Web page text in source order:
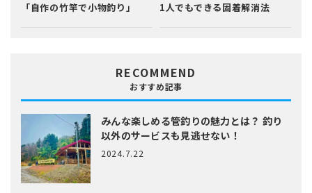
「自作の竹竿で小物釣り」
1人でもできる固着解消法
RECOMMEND
おすすめ記事
みんな楽しめる管釣りの魅力とは？ 釣り
以外のサービスも見逃せない！
2024.7.22